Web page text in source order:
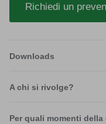
Richiedi un
Downloads
A chi si rivolge?
Per quali momenti della